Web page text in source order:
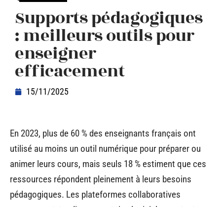
Supports pédagogiques
: meilleurs outils pour
enseigner
efficacement
15/11/2025
En 2023, plus de 60 % des enseignants français ont
utilisé au moins un outil numérique pour préparer ou
animer leurs cours, mais seuls 18 % estiment que ces
ressources répondent pleinement à leurs besoins
pédagogiques. Les plateformes collaboratives